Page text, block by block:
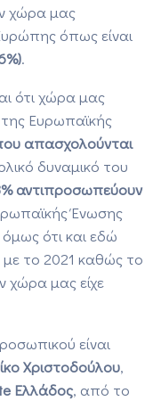
χώρα μας
όπως είναι
.
ότι χώρα μας
Ευρωπαϊκής
απασχολούνται
δυναμικό του
αντιπροσωπεύουν
Ένωσης
όμως ότι και εδώ
το 2021 καθώς το
χώρα μας είχε
είναι
Χριστοδούλου,
Ελλάδος, από το